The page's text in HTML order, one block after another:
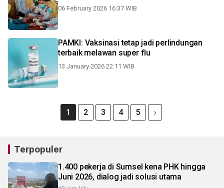
06 February 2026 16:37 WIB
PAMKI: Vaksinasi tetap jadi perlindungan
terbaik melawan super flu
13 January 2026 22:11 WIB
1 2 3 4 5
Terpopuler
1.400 pekerja di Sumsel kena PHK hingga
Juni 2026, dialog jadi solusi utama